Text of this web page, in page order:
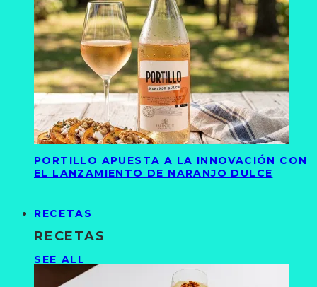
PORTILLO APUESTA A LA INNOVACIÓN CON
EL LANZAMIENTO DE NARANJO DULCE
RECETAS
RECETAS
SEE ALL